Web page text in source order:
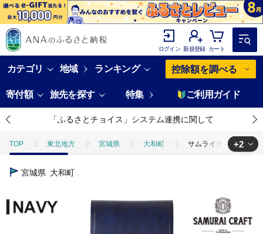
ログイン 新規登録 カート
カテゴリ 地域 ランキング 控除額を調べる
寄付額 旅先を探す 特集 ご利用ガイド
「ふるさとチョイス」システム連携に関して
TOP 東北地方 宮城県 大和町 サムライクラフト 縦
TOP
+2
宮城県 大和町